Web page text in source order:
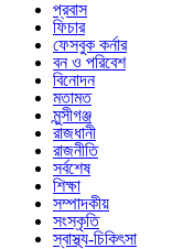
প্রবাস
ফিচার
ফেসবুক কর্নার
বন ও পরিবেশ
বিনোদন
মতামত
মুন্সীগঞ্জ
রাজধানী
রাজনীতি
সর্বশেষ
শিক্ষা
সম্পাদকীয়
সংস্কৃতি
স্বাস্থ্য-চিকিৎসা